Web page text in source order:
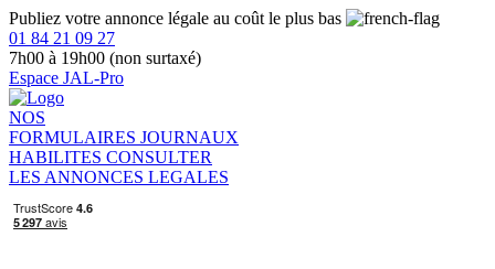
Publiez votre annonce légale au coût le plus bas
01 84 21 09 27
7h00 à 19h00 (non surtaxé)
Espace JAL-Pro
NOS
FORMULAIRES JOURNAUX
HABILITES CONSULTER
LES ANNONCES LEGALES